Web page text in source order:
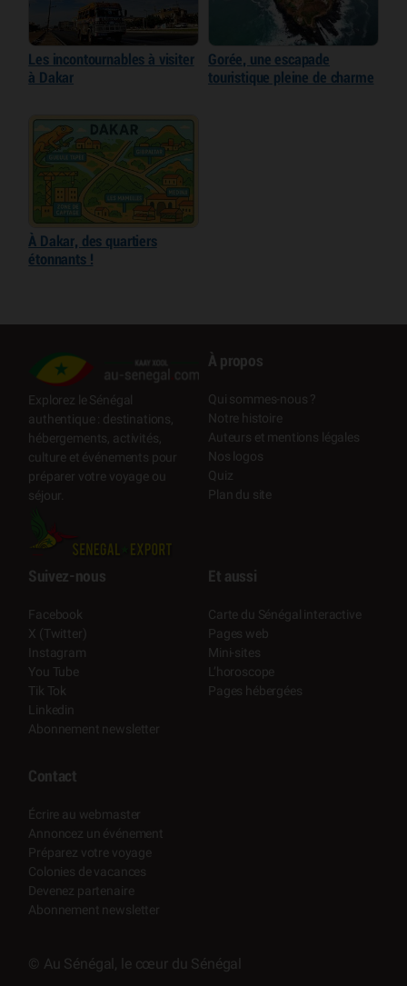
Les incontournables à visiter
à Dakar
Gorée, une escapade
touristique pleine de charme
À Dakar, des quartiers
étonnants !
Explorez le Sénégal
authentique : destinations,
hébergements, activités,
culture et événements pour
préparer votre voyage ou
séjour.
À propos
Qui sommes-nous ?
Notre histoire
Auteurs et mentions légales
Nos logos
Quiz
Plan du site
Suivez-nous
Facebook
X (Twitter)
Instagram
You Tube
Tik Tok
Linkedin
Abonnement newsletter
Et aussi
Carte du Sénégal interactive
Pages web
Mini-sites
L’horoscope
Pages hébergées
Contact
Écrire au webmaster
Annoncez un événement
Préparez votre voyage
Colonies de vacances
Devenez partenaire
Abonnement newsletter
© Au Sénégal, le cœur du Sénégal